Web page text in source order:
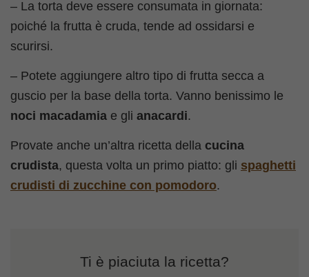
– La torta deve essere consumata in giornata:
poiché la frutta è cruda, tende ad ossidarsi e
scurirsi.
– Potete aggiungere altro tipo di frutta secca a
guscio per la base della torta. Vanno benissimo le
noci macadamia e gli anacardi.
Provate anche un’altra ricetta della cucina
crudista, questa volta un primo piatto: gli spaghetti
crudisti di zucchine con pomodoro.
Ti è piaciuta la ricetta?